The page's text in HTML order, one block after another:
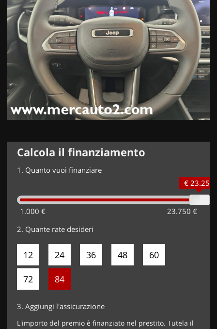
Calcola il finanziamento
1. Quanto vuoi finanziare
1.000 € 23.750 €
€ 23.250
2. Quante rate desideri
12 24 36 48 60
72 84
3. Aggiungi l'assicurazione
L'importo del premio è finanziato nel prestito. Tutela il